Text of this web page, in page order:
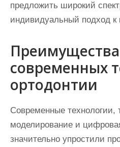
предложить широкий
индивидуальный подход к
Преимущества
современных
ортодонтии
Современные технологии,
моделирование и
значительно упростили